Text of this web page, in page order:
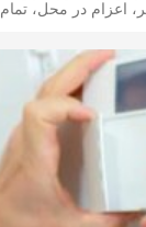
اعزام در محل، تمام